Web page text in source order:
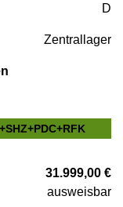
D
Zentrallager
31.999,00 €
ausweisbar